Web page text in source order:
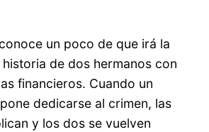
un poco de que irá la
historia de dos hermanos con
financieros. Cuando un
dedicarse al crimen, las
y los dos se vuelven